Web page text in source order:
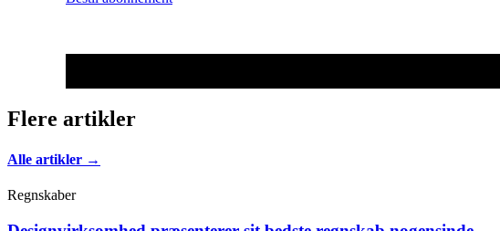
Flere artikler
Alle artikler →
Regnskaber